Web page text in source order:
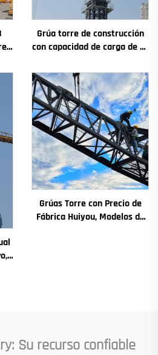
Grúa torre de construcción
con capacidad de carga de 4t
principales: caja de
engranajes, motor de
engranaje, rodamiento
Grúas Torre con Precio de
Fábrica Huiyou, Modelos de
Su recurso confiable